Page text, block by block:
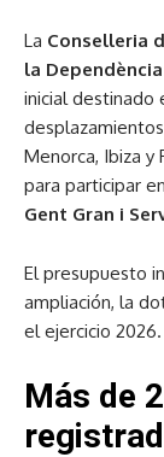
La Conselleria
la Dependència
inicial destinado
Menorca, Ibiza y
para participar
Gent Gran i
El presupuesto
ampliación, la
el ejercicio 2026.
Más de